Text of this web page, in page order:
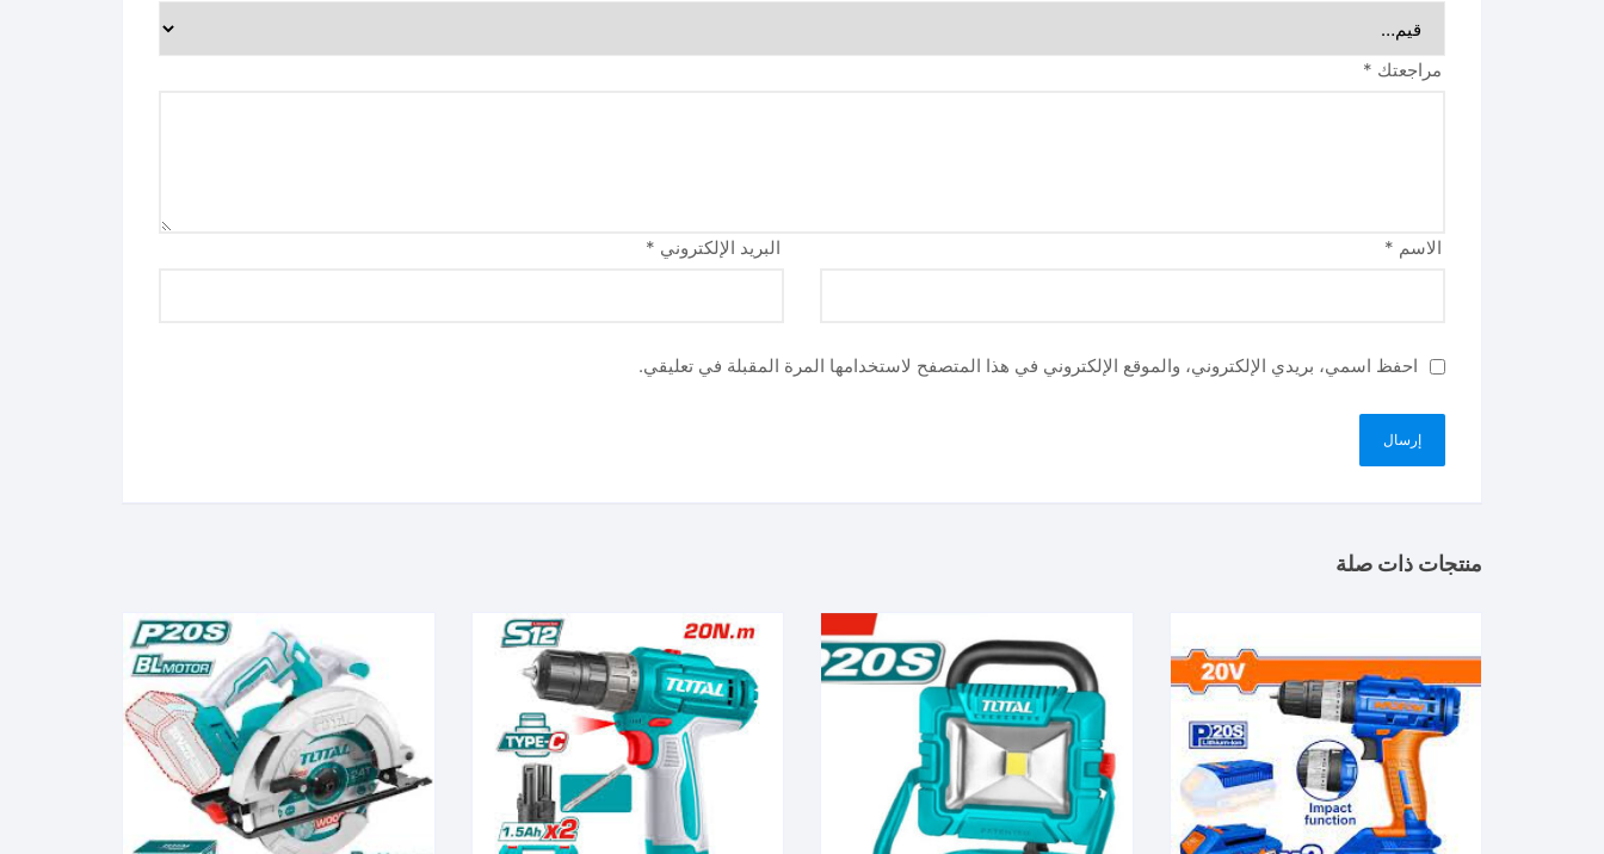
مراجعتك *
الاسم * البريد الإلكتروني *
احفظ اسمي، بريدي الإلكتروني، والموقع الإلكتروني في هذا المتصفح لاستخدامها المرة المقبلة في تعليقي.
منتجات ذات صلة